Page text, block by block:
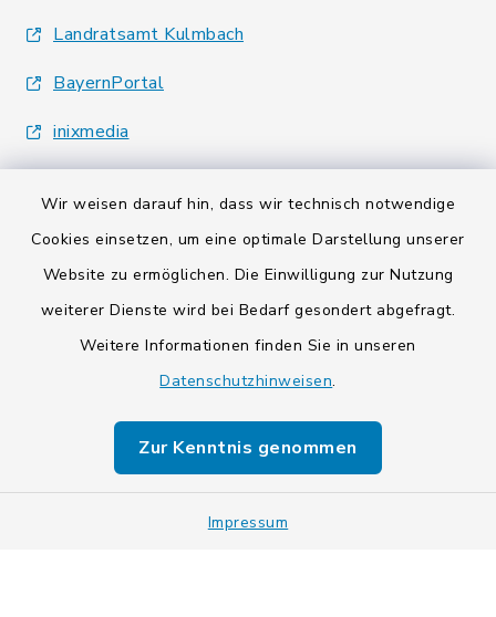
Wir weisen darauf hin, dass wir technisch notwendige
Cookies einsetzen, um eine optimale Darstellung unserer
Website zu ermöglichen. Die Einwilligung zur Nutzung
weiterer Dienste wird bei Bedarf gesondert abgefragt.
Weitere Informationen finden Sie in unseren
Datenschutzhinweisen.
Zur Kenntnis genommen
Impressum
Landratsamt Kulmbach
BayernPortal
inixmedia
Barrierefreiheit
Impressum
Sitemap